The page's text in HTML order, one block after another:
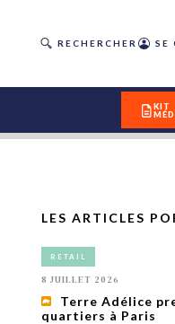
RECHERCHER SE
KIT
LES ARTICLES
RETAIL
8 JUILLET 2026
Terre Adélice
quartiers à Paris